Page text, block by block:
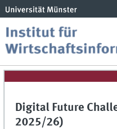
Digital Future
2025/26)